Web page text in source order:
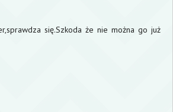
się.Szkoda że nie można go już